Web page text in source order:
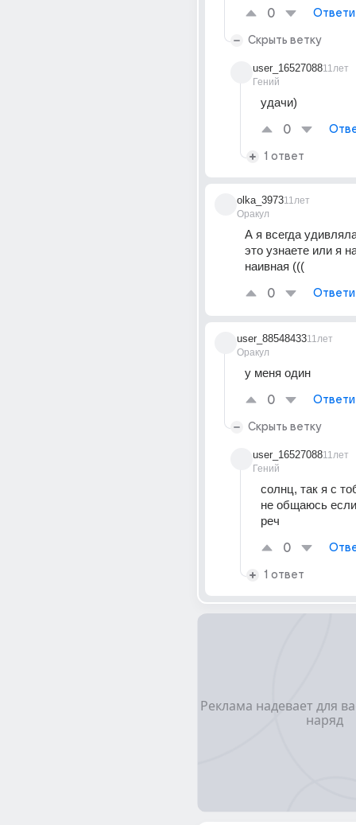
0
Скрыть ветку
user_16527088
Гений
11лет
удачи)
0
1 ответ
olka_3973
Оракул
11лет
А я всегда
это узнаете или я
наивная (((
0
user_88548433
Оракул
11лет
у меня один
0
Скрыть ветку
user_16527088
Гений
11лет
солнц, так я с
не общаюсь
реч
0
1 ответ